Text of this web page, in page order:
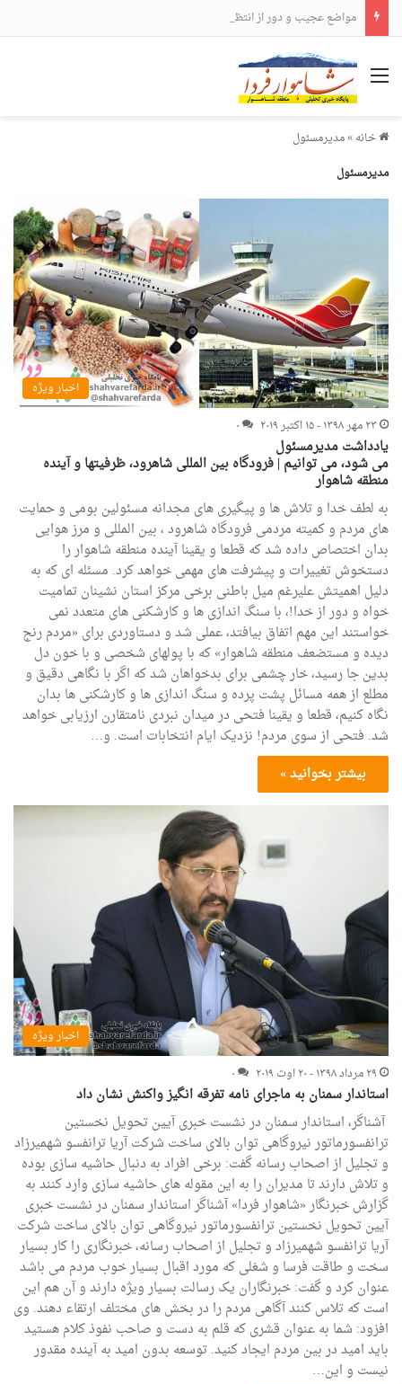
مواضع عجیب و دور از انتظار علی لاریجانی
منو
خانه»مدیرمسئول
مدیرمسئول
اخبار ویژه
۲۳ مهر ۱۳۹۸ - ۱۵ اکتبر ۲۰۱۹
۰
یادداشت مدیرمسئول
می شود، می توانیم | فرودگاه بین المللی شاهرود، ظرفیتها و آینده
منطقه شاهوار
به لطف خدا و تلاش ها و پیگیری های مجدانه مسئولین بومی و حمایت
های مردم و کمیته مردمی فرودگاه شاهرود ، بین المللی و مرز هوایی
بدان اختصاص داده شد که قطعا و یقینا آینده منطقه شاهوار را
دستخوش تغییرات و پیشرفت های مهمی خواهد کرد. مسئله ای که به
دلیل اهمیتش علیرغم میل باطنی برخی مرکز استان نشینان تمامیت
خواه و دور از خدا!، با سنگ اندازی ها و کارشکنی های متعدد نمی
خواستند این مهم اتفاق بیافتد، عملی شد و دستاوردی برای «مردم رنج
دیده و مستضعف منطقه شاهوار» که با پولهای شخصی و با خون دل
بدین جا رسید، خار چشمی برای بدخواهان شد که اگر با نگاهی دقیق و
مطلع از همه مسائل پشت پرده و سنگ اندازی ها و کارشکنی ها بدان
نگاه کنیم، قطعا و یقینا فتحی در میدان نبردی نامتقارن ارزیابی خواهد
شد. فتحی از سوی مردم! نزدیک ایام انتخابات است. و…
بیشتر بخوانید »
اخبار ویژه
۲۹ مرداد ۱۳۹۸ - ۲۰ اوت ۲۰۱۹
۰
استاندار سمنان به ماجرای نامه تفرقه انگیز واکنش نشان داد
‍ آشناگر، استاندار سمنان در نشست خبری آیین تحویل نخستین
ترانفسورماتور نیروگاهی توان بالای ساخت شرکت آریا ترانفسو شهمیرزاد
و تجلیل از اصحاب رسانه گفت: برخی افراد به دنبال حاشیه سازی بوده
و تلاش دارند تا مدیران را به این مقوله های حاشیه سازی وارد کنند به
گزارش خبرنگار «شاهوار فردا» آشناگر استاندار سمنان در نشست خبری
آیین تحویل نخستین ترانفسورماتور نیروگاهی توان بالای ساخت شرکت
آریا ترانفسو شهمیرزاد و تجلیل از اصحاب رسانه، خبرنگاری را کار بسیار
سخت و طاقت فرسا و شغلی که مورد اقبال بسیار خوب مردم می باشد
عنوان کرد و گفت: خبرنگاران یک رسالت بسیار ویژه دارند و آن هم این
است که تلاس کنند آگاهی مردم را در بخش های مختلف ارتقاء دهند. وی
افزود: شما به عنوان قشری که قلم به دست و صاحب نفوذ کلام هستید
باید امید در بین مردم ایجاد کنید. توسعه بدون امید به آینده مقدور
نیست و این…